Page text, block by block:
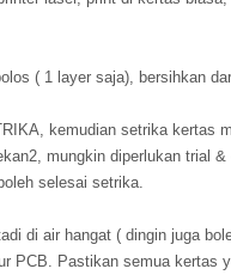
( 1 layer saja), bersihkan
kemudian setrika kertas
mungkin diperlukan trial
selesai setrika.
di air hangat ( dingin juga
PCB. Pastikan semua kertas